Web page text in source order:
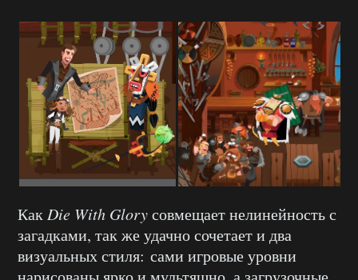
Как Die With Gloryсовмещает нелинейность с
загадками, так же удачно сочетает и два
визуальных стиля: сами игровые уровни